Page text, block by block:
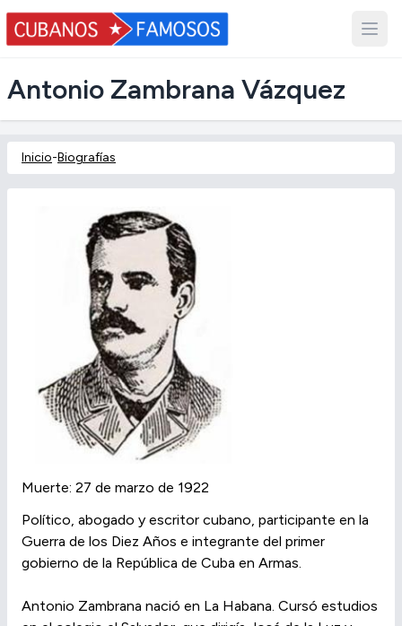
Antonio Zambrana Vázquez
Inicio-Biografías
Muerte: 27 de marzo de 1922
Político, abogado y escritor cubano, participante en la
Guerra de los Diez Años e integrante del primer
gobierno de la República de Cuba en Armas.
Antonio Zambrana nació en La Habana. Cursó estudios